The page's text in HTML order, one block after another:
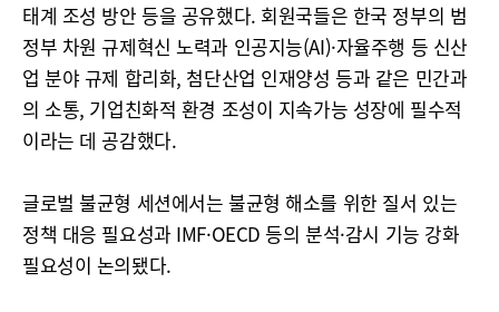
태계 조성 방안 등을 공유했다. 회원국들은 한국 정부의 범
정부 차원 규제혁신 노력과 인공지능(AI)·자율주행 등 신산
업 분야 규제 합리화, 첨단산업 인재양성 등과 같은 민간과
의 소통, 기업친화적 환경 조성이 지속가능 성장에 필수적
이라는 데 공감했다.
글로벌 불균형 세션에서는 불균형 해소를 위한 질서 있는
정책 대응 필요성과 IMF·OECD 등의 분석·감시 기능 강화
필요성이 논의됐다.